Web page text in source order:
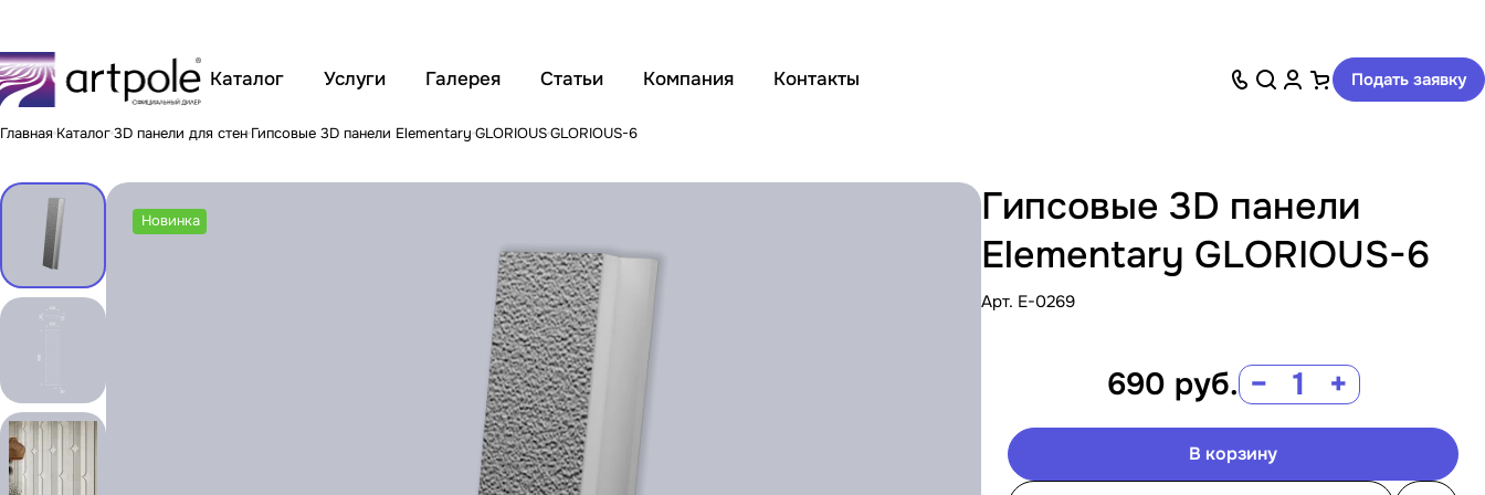
Каталог Услуги Галерея Статьи Компания Контакты Подать заявку
Главная Каталог3D панели для стен Гипсовые 3D панели Elementary GLORIOUSGLORIOUS-6
Новинка
Гипсовые 3D панели
Elementary GLORIOUS-6
Арт. E-0269
690 руб. − +
В корзину